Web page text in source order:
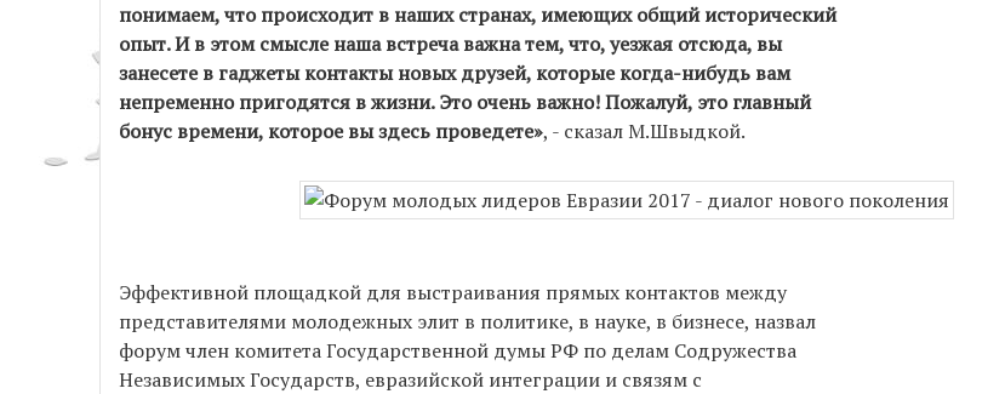
понимаем, что происходит в наших странах, имеющих общий исторический
опыт. И в этом смысле наша встреча важна тем, что, уезжая отсюда, вы
занесете в гаджеты контакты новых друзей, которые когда-нибудь вам
непременно пригодятся в жизни. Это очень важно! Пожалуй, это главный
бонус времени, которое вы здесь проведете», - сказал М.Швыдкой.
Эффективной площадкой для выстраивания прямых контактов между
представителями молодежных элит в политике, в науке, в бизнесе, назвал
форум член комитета Государственной думы РФ по делам Содружества
Независимых Государств, евразийской интеграции и связям с